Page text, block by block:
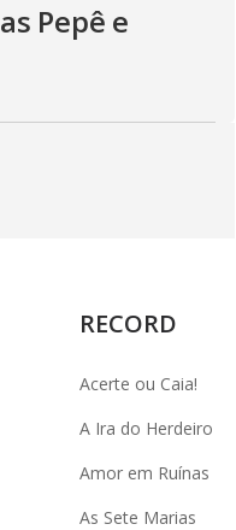
Pepê e
RECORD
Acerte ou Caia!
A Ira do Herdeiro
Amor em Ruínas
As Sete Marias